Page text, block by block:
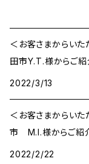
＜お客さまからい
田市Y.T.様からご紹
2022/3/13
＜お客さまからい
市 M.I.様からご紹
2022/2/22